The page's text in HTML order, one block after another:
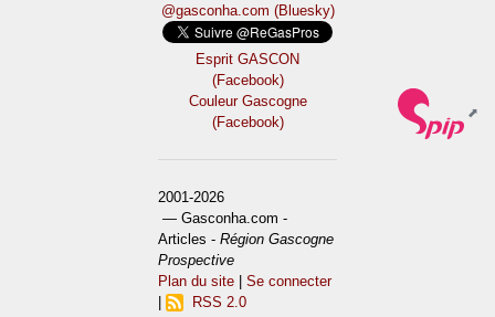
@gasconha.com (Bluesky)
Esprit GASCON
(Facebook)
Couleur Gascogne
(Facebook)
2001-2026
— Gasconha.com -
Articles -Région Gascogne
Prospective
Plan du site |Se connecter
RSS 2.0